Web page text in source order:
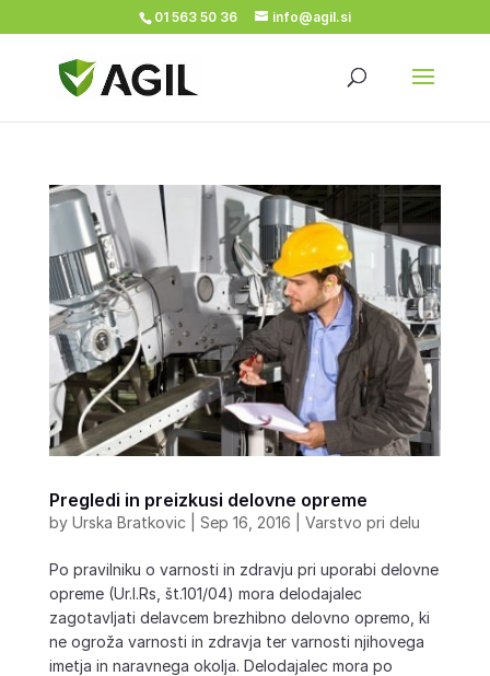
01 563 50 36 info@agil.si
Pregledi in preizkusi delovne opreme
by Urska Bratkovic Sep 16, 2016 Varstvo pri delu
Po pravilniku o varnosti in zdravju pri uporabi delovne
opreme (Ur.l.Rs, št.101/04) mora delodajalec
zagotavljati delavcem brezhibno delovno opremo, ki
ne ogroža varnosti in zdravja ter varnosti njihovega
imetja in naravnega okolja. Delodajalec mora po